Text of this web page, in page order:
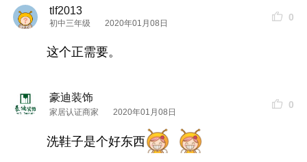
大家可以看看，上图是使用前使用后的效果！下图
是大神@emily的使用反馈
tlf2013
初中三年级 2020年01月08日
0
这个正需要。
豪迪装饰
家居认证商家 2020年01月08日
0
洗鞋子是个好东西